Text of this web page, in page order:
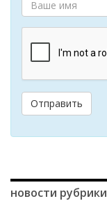
Отправить
новости рубрики